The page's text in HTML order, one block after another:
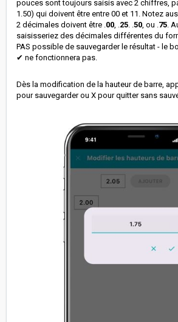
pouces sont toujours saisis avec 2 chiffres,
1.50) qui doivent être entre 00 et 11. Notez
2 décimales doivent être . 00 25 50 , ou . 75 .
saisisseriez des décimales différentes du
PAS possible de sauvegarder le résultat - le
✔ ne fonctionnera pas.
Dès la modification de la hauteur de barre,
pour sauvegarder ou X pour quitter sans